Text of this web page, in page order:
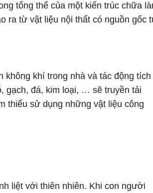
tổng thể của một kiến trúc chữa
ra từ vật liệu nội thất có nguồn gốc
khí trong nhà và tác động tích
gạch, đá, kim loại, … sẽ truyền tải
thiểu sử dụng những vật liệu công
liệt với thiên nhiên. Khi con người